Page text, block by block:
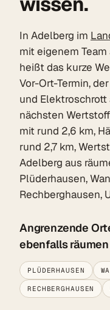
In Adelberg im
mit eigenem
heißt das kurze
Vor-Ort-Termin,
und Elektroschrott
nächsten
mit rund 2,6 km,
rund 2,7 km,
Adelberg aus
Plüderhausen,
Rechberghausen,
Angrenzende
ebenfalls räumen
PLÜDERHAUSEN
RECHBERGHAUSEN